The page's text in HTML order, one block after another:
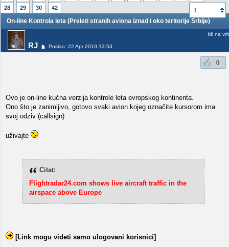
28
29 30 42 1
On-line Kontrola leta (Preleti stranih aviona iznad i oko teritorije Srbije)
RJ Poslao: 22 Apr 2010 13:53
Idi na vrh
0
Ovo je on-line kućna verzija kontrole leta evropskog kontinenta.
Ono što je zanimljivo, gotovo svaki avion kojeg označite kursorom ima
svoj odziv (callsign)
uživajte
Citat:
Flightradar24.com shows live aircraft traffic in the
airspace above Europe
[Link mogu videti samo ulogovani korisnici]